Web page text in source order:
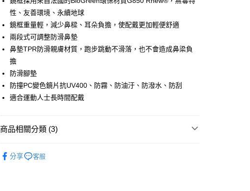
華南商業銀行
國泰世華商業銀行
兆豐國際商業銀行
臺灣中小企業銀行
匯豐（台灣）商業銀行
華泰商業銀行
聯邦商業銀行
元大商業銀行
台新國際商業銀行
中國信託商業銀行
台灣樂天信用卡公司
合作金庫商業銀行
華南商業銀行
彰化商業銀行
上海商業儲蓄銀行
臺灣中小企業銀行
台中商業銀行
匯豐（台灣）商業銀行
聯邦商業銀行
元大商業銀行
永豐商業銀行
玉山商業銀行
LINE Pay
Apple Pay
街口支付
悠遊付
Google Pay
付款後全家取貨
性、友善環境、永續地球
鏡框重量輕，減少鼻樑、耳朵負擔，使配戴更加輕便舒適
兩段式可調整防滑鼻墊
鼻墊TPR防滑親膚材質，跑步跳動不滑落，也不會造成鼻梁負
擔
防滑腳墊
防撞PC變色鏡片抗UV400、防霧、防油汙、防潑水、防刮
適合運動人士長時間配戴
商品相關分類 (3)
分享 客服